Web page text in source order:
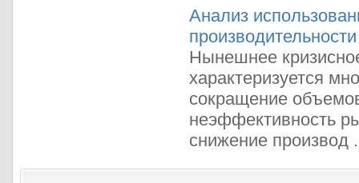
Анализ
Нынешнее
характеризуется
сокращение
неэффективность
снижение производ